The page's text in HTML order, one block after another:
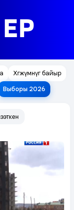
Хөгжүмнүг байыр
Выборы 2026